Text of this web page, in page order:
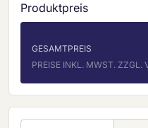
Produktpreis
GESAMTPREIS
PREISE INKL. MWST. ZZGL.